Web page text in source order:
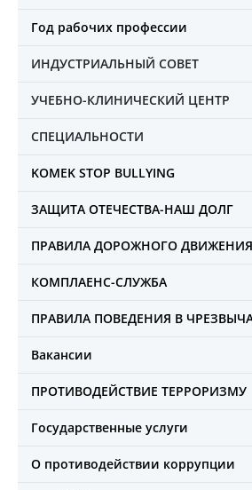
Год рабочих профессии
ИНДУСТРИАЛЬНЫЙ СОВЕТ
УЧЕБНО-КЛИНИЧЕСКИЙ ЦЕНТР
СПЕЦИАЛЬНОСТИ
KOMEK STOP BULLYING
ЗАЩИТА ОТЕЧЕСТВА-НАШ ДОЛГ
ПРАВИЛА ДОРОЖНОГО ДВИЖЕНИЯ
КОМПЛАЕНС-СЛУЖБА
ПРАВИЛА ПОВЕДЕНИЯ В
Вакансии
ПРОТИВОДЕЙСТВИЕ ТЕРРОРИЗМУ
Государственные услуги
О противодействии коррупции